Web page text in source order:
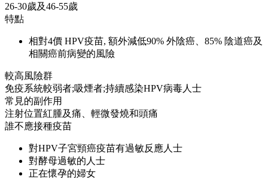
26-30歲及46-55歲
特點
相對4價 HPV疫苗, 額外減低90% 外陰癌、85% 陰道癌及
相關癌前病變的風險
較高風險群
免疫系統較弱者;吸煙者;持續感染HPV病毒人士
常見的副作用
注射位置紅腫及痛、輕微發燒和頭痛
誰不應接種疫苗
對HPV子宮頸癌疫苗有過敏反應人士
對酵母過敏的人士
正在懷孕的婦女